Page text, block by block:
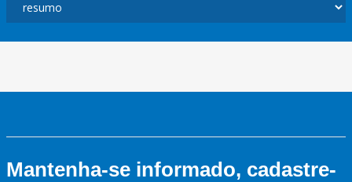
Mantenha-se informado, cadastre-